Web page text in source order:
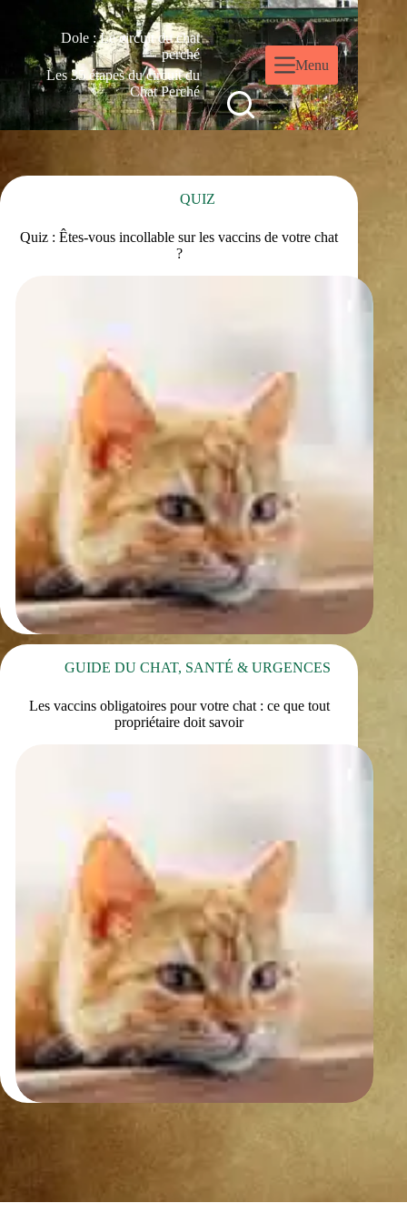
Dole : Le circuit du chat
perché
Les 35 étapes du circuit du
Chat Perché
Menu
QUIZ
Quiz : Êtes-vous incollable sur les vaccins de votre chat
?
GUIDE DU CHAT, SANTÉ & URGENCES
Les vaccins obligatoires pour votre chat : ce que tout
propriétaire doit savoir